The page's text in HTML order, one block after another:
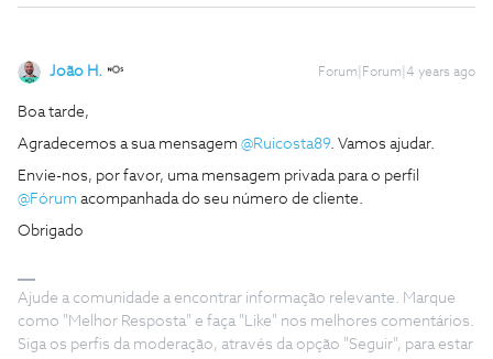
João H. Forum|Forum|4 years ago
Boa tarde,
Agradecemos a sua mensagem @Ruicosta89. Vamos ajudar.
Envie-nos, por favor, uma mensagem privada para o perfil
@Fórum acompanhada do seu número de cliente.
Obrigado
Ajude a comunidade a encontrar informação relevante. Marque
como "Melhor Resposta" e faça "Like" nos melhores comentários.
Siga os perfis da moderação, através da opção "Seguir", para estar